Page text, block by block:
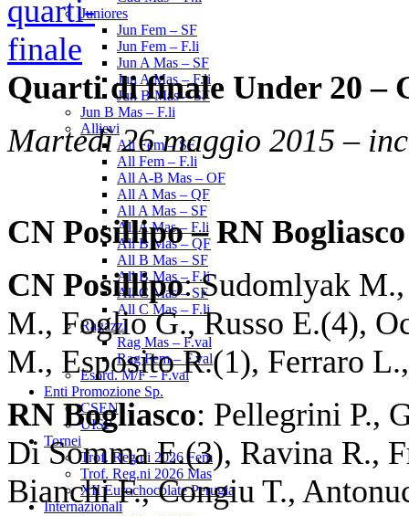
Juniores
Jun Fem – SF
Jun Fem – F.li
Jun A Mas – SF
Jun A Mas – F.li
Jun B Mas – SF
Jun B Mas – F.li
Allievi
All Fem – SF
All Fem – F.li
All A-B Mas – OF
All A Mas – QF
All A Mas – SF
All A Mas – F.li
All B Mas – QF
All B Mas – SF
All B Mas – F.li
All C Mas – SF
All C Mas – F.li
Ragazzi
Rag Mas – F.val
Rag Fem – F.val
Esord. M/F – F.val
Enti Promozione Sp.
CSEN
UISP
Tornei
Trof. Reg.ni 2026 Fem
Trof. Reg.ni 2026 Mas
XII Eurochocolate Perugia
Internazionali
Quarti di finale Under 20 –
Martedì 26 maggio 2015 –
CN Posillipo – RN
CN Posillipo: Sudomlyak
M., Foglio G., Russo E.(4),
M., Esposito R.(1), Ferraro
RN Bogliasco: Pellegrini P.,
Di Somma E.(3), Ravina R.,
Bianchi F., Congiu T.,